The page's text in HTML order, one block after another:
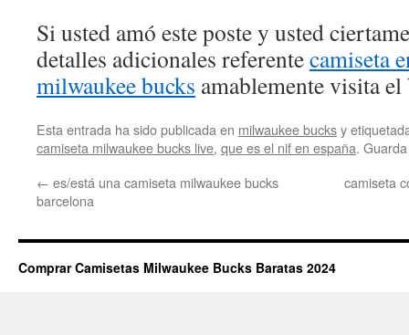
Si usted amó este poste y usted
detalles adicionales referentecamiseta
milwaukee bucks amablemente visita el
Esta entrada ha sido publicada en milwaukee bucksy
camiseta milwaukee bucks live, que es el nif en españa.
← es/está una camiseta milwaukee bucks
barcelona
camiseta
Comprar Camisetas Milwaukee Bucks Baratas 2024